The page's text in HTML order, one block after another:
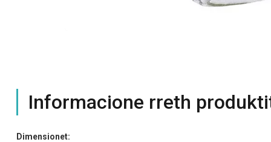
Informacione rreth
Dimensionet: